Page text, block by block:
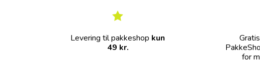
Levering til pakkeshop kun
49 kr.
for